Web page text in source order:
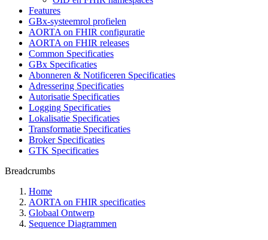
Features
GBx-systeemrol profielen
AORTA on FHIR configuratie
AORTA on FHIR releases
Common Specificaties
GBx Specificaties
Abonneren & Notificeren Specificaties
Adressering Specificaties
Autorisatie Specificaties
Logging Specificaties
Lokalisatie Specificaties
Transformatie Specificaties
Broker Specificaties
GTK Specificaties
Breadcrumbs
Home
AORTA on FHIR specificaties
Globaal Ontwerp
Sequence Diagrammen